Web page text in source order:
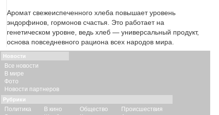
Аромат свежеиспеченного хлеба повышает уровень
эндорфинов, гормонов счастья. Это работает на
генетическом уровне, ведь хлеб — универсальный продукт,
основа повседневного рациона всех народов мира.
Новости
Все новости
В мире
Фото
Новости партнеров
Рубрики
Политика
В кино
Общество
Происшествия